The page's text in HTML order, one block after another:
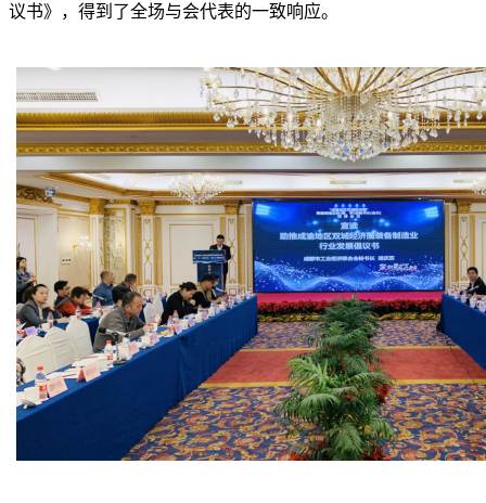
议书》，得到了全场与会代表的一致响应。